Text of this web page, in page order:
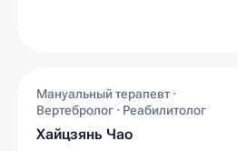
Мануальный терапевт ·
Вертебролог · Реабилитолог
Хайцзянь Чао